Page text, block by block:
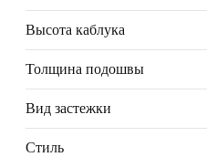
Высота каблука
Толщина подошвы
Вид застежки
Стиль